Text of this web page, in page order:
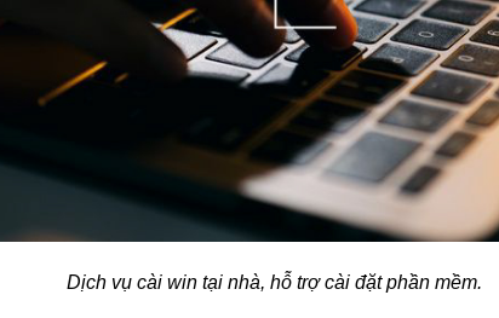
Dịch vụ cài win tại nhà, hỗ trợ cài đặt phần mềm.